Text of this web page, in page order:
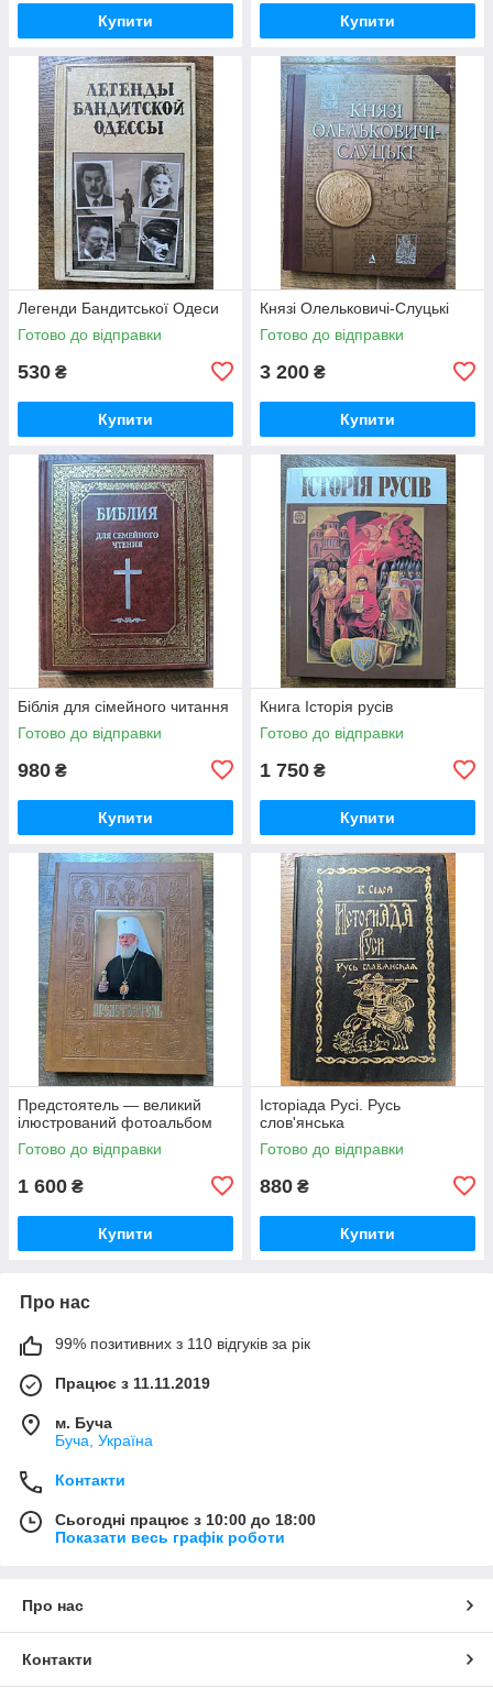
Купити Купити
Легенди Бандитської Одеси
Готово до відправки
530 ₴
Купити
Князі Олельковичі-Слуцькі
Готово до відправки
3 200 ₴
Купити
Біблія для сімейного читання
Готово до відправки
980 ₴
Купити
Книга Історія русiв
Готово до відправки
1 750 ₴
Купити
Предстоятель — великий
ілюстрований фотоальбом
Готово до відправки
1 600 ₴
Купити
Історіада Русі. Русь
слов'янська
Готово до відправки
880 ₴
Купити
Про нас
99% позитивних з 110 відгуків за рік
Працює з 11.11.2019
м. Буча
Буча, Україна
Контакти
Сьогодні працює з 10:00 до 18:00
Показати весь графік роботи
Про нас
Контакти